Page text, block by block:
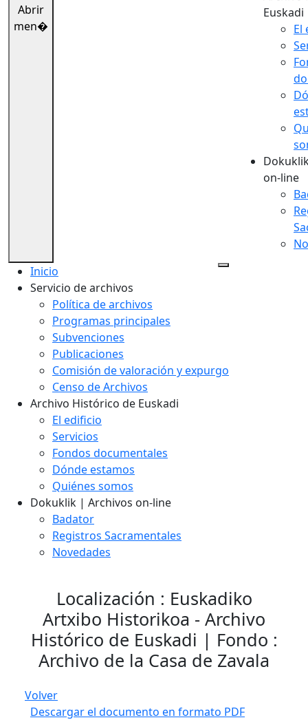
Abrir
men�
Euskadi
El
on-line
Inicio
Servicio de archivos
Política de archivos
Programas principales
Subvenciones
Publicaciones
Comisión de valoración y expurgo
Censo de Archivos
Archivo Histórico de Euskadi
El edificio
Servicios
Fondos documentales
Dónde estamos
Quiénes somos
Dokuklik | Archivos on-line
Badator
Registros Sacramentales
Novedades
Localización : Euskadiko
Artxibo Historikoa - Archivo
Histórico de Euskadi | Fondo :
Archivo de la Casa de Zavala
Volver
Descargar el documento en formato PDF